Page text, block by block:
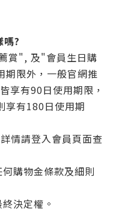
嗎?
賞", 及"會員生日購
期限外，一般官網推
享有90日使用期限，
享有180日使用期
情請登入會員頁面查
購物金條款及細則
決定權。